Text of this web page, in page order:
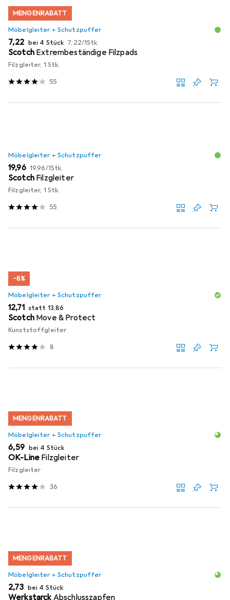
MENGENRABATT
Möbelgleiter + Schutzpuffer
EUR
7,22 bei 4 Stück EUR
7,22/1Stk.
Scotch Extrembeständige Filzpads
Filzgleiter, 1 Stk.
55
Möbelgleiter + Schutzpuffer
EUR
19,96 EUR
19,96/1Stk.
Scotch Filzgleiter
Filzgleiter, 1 Stk.
55
−8%
Möbelgleiter + Schutzpuffer
EUR
12,71 statt EUR
13,86
Scotch Move & Protect
Kunststoffgleiter
8
MENGENRABATT
Möbelgleiter + Schutzpuffer
EUR
6,59 bei 4 Stück
OK-Line Filzgleiter
Filzgleiter
36
MENGENRABATT
Möbelgleiter + Schutzpuffer
EUR
2,73 bei 4 Stück
WerkstarckAbschlusszapfen